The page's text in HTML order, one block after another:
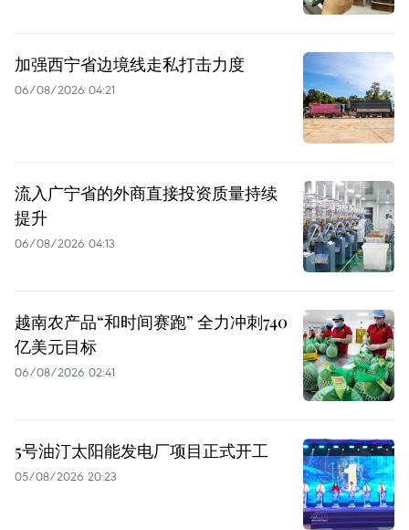
加强西宁省边境线走私打击力度
06/08/2026 04:21
流入广宁省的外商直接投资质量持续
提升
06/08/2026 04:13
越南农产品“和时间赛跑” 全力冲刺740
亿美元目标
06/08/2026 02:41
5号油汀太阳能发电厂项目正式开工
05/08/2026 20:23